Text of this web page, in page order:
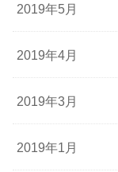
2019年5月
2019年4月
2019年3月
2019年1月